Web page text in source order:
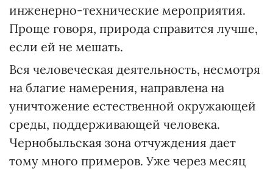
инженерно-технические мероприятия.
Проще говоря, природа справится лучше,
если ей не мешать.
Вся человеческая деятельность, несмотря
на благие намерения, направлена на
уничтожение естественной окружающей
среды, поддерживающей человека.
Чернобыльская зона отчуждения дает
тому много примеров. Уже через месяц